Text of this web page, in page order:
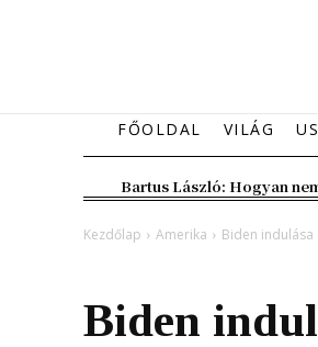
FŐOLDAL VILÁG
Bartus László: Hogyan
Kezdőlap Amerika Biden
Biden